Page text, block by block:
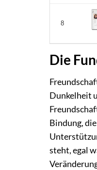
8
Die
Dunkelheit
Bindung,
steht, egal